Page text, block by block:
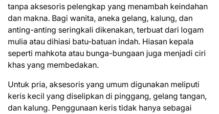
tanpa aksesoris pelengkap yang menambah keindahan
dan makna. Bagi wanita, aneka gelang, kalung, dan
anting-anting seringkali dikenakan, terbuat dari logam
mulia atau dihiasi batu-batuan indah. Hiasan kepala
seperti mahkota atau bunga-bungaan juga menjadi ciri
khas yang membedakan.
Untuk pria, aksesoris yang umum digunakan meliputi
keris kecil yang diselipkan di pinggang, gelang tangan,
dan kalung. Penggunaan keris tidak hanya sebagai